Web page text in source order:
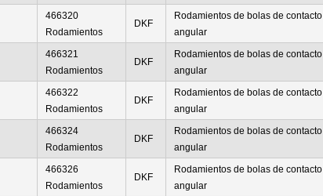
466320
Rodamientos
DKF
Rodamientos de bolas de contacto
angular
466321
Rodamientos
DKF
Rodamientos de bolas de contacto
angular
466322
Rodamientos
DKF
Rodamientos de bolas de contacto
angular
466324
Rodamientos
DKF
Rodamientos de bolas de contacto
angular
466326
Rodamientos
DKF
Rodamientos de bolas de contacto
angular